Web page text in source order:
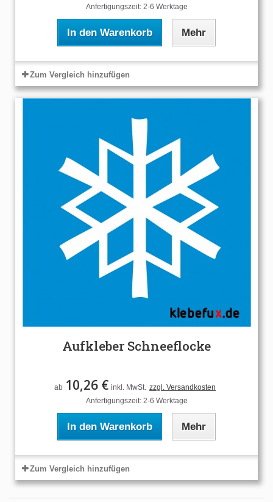
Anfertigungszeit: 2-6 Werktage
In den Warenkorb Mehr
Zum Vergleich hinzufügen
Aufkleber Schneeflocke
ab 10,26 € inkl. MwSt. zzgl. Versandkosten
Anfertigungszeit: 2-6 Werktage
In den Warenkorb Mehr
Zum Vergleich hinzufügen